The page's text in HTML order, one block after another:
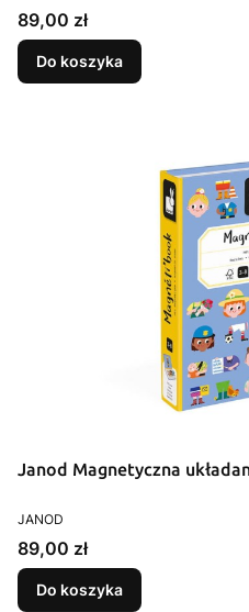
Cena
89,00 zł
Do koszyka
Janod Magnetyczna
PRODUCENT
JANOD
Cena
89,00 zł
Do koszyka